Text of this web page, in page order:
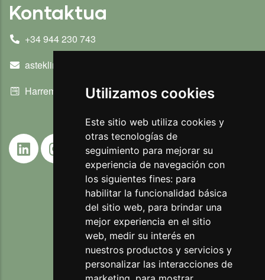
Utilizamos cookies
Este sitio web utiliza cookies y
otras tecnologías de
seguimiento para mejorar su
experiencia de navegación con
los siguientes fines: para
habilitar la funcionalidad básica
del sitio web, para brindar una
mejor experiencia en el sitio
web, medir su interés en
nuestros productos y servicios y
personalizar las interacciones de
Kontaktua
+34 944 230 743
asteklima@ihobe.eus
Harremanetarako formularioa